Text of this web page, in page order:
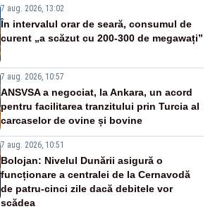
7 aug. 2026, 13:02
În intervalul orar de seară, consumul de
curent „a scăzut cu 200-300 de megawați”
7 aug. 2026, 10:57
ANSVSA a negociat, la Ankara, un acord
pentru facilitarea tranzitului prin Turcia al
carcaselor de ovine și bovine
7 aug. 2026, 10:51
Bolojan: Nivelul Dunării asigură o
funcționare a centralei de la Cernavodă
de patru-cinci zile dacă debitele vor
scădea